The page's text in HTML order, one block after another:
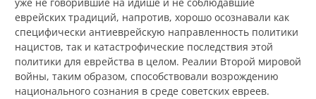
уже не говорившие на идише и не соблюдавшие
еврейских традиций, напротив, хорошо осознавали как
специфически антиеврейскую направленность политики
нацистов, так и катастрофические последствия этой
политики для еврейства в целом. Реалии Второй мировой
войны, таким образом, способствовали возрождению
национального сознания в среде советских евреев.